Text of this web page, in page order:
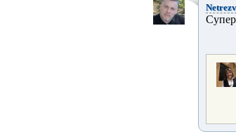
Netrezv